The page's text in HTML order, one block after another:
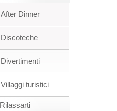
After Dinner
Discoteche
Divertimenti
Villaggi turistici
Rilassarti